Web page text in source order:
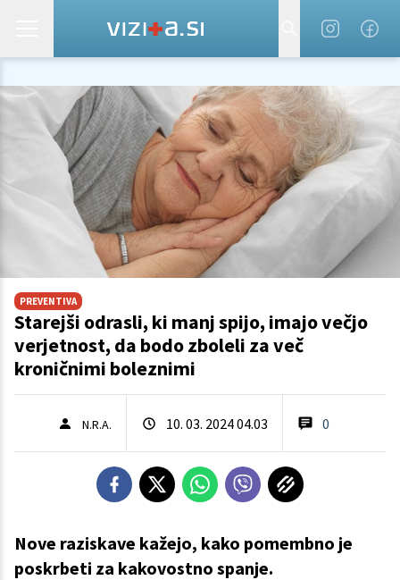
PREVENTIVA
Starejši odrasli, ki manj spijo, imajo večjo
verjetnost, da bodo zboleli za več
kroničnimi boleznimi
N.R.A. 10. 03. 2024 04.03 0
Nove raziskave kažejo, kako pomembno je
poskrbeti za kakovostno spanje.